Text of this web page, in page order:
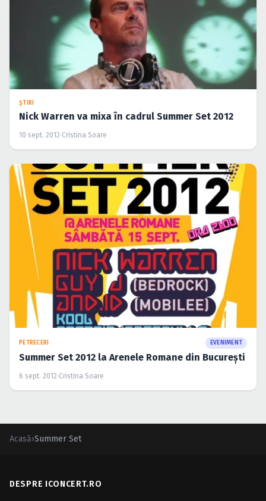
ŞTIRI
Nick Warren va mixa în cadrul Summer Set 2012
10 sept. 2012·Cristina Soare
PETRECERI EVENIMENT
Summer Set 2012 la Arenele Romane din Bucureşti
6 sept. 2012·Cristina Soare
Acasă›Summer Set
DESPRE ICONCERT.RO